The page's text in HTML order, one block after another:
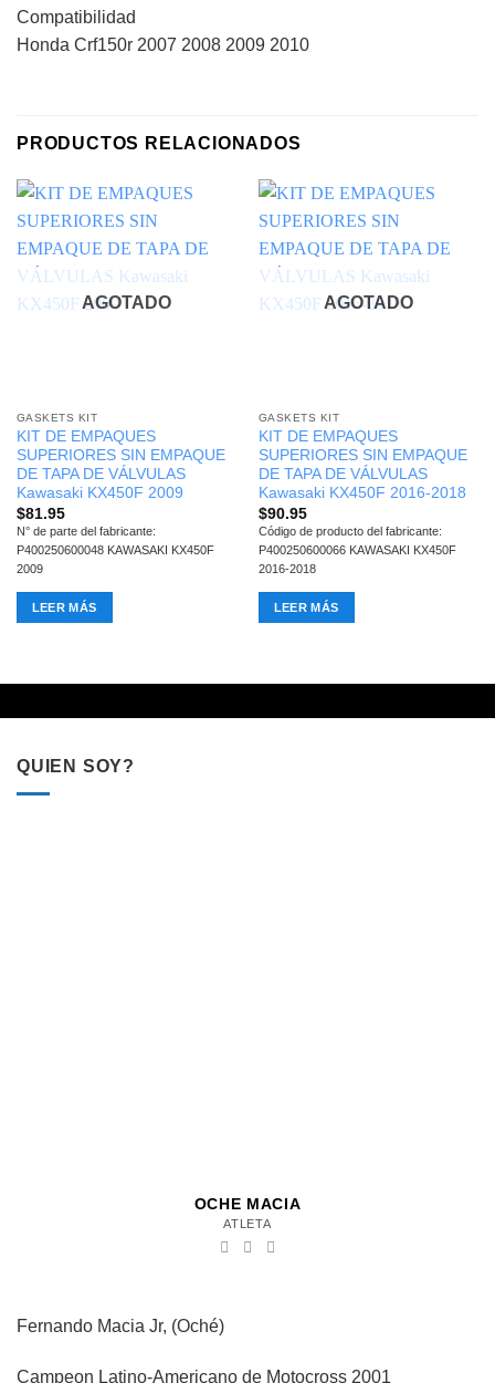
Compatibilidad
Honda Crf150r 2007 2008 2009 2010
PRODUCTOS RELACIONADOS
AGOTADO
GASKETS KIT
KIT DE EMPAQUES
SUPERIORES SIN EMPAQUE
DE TAPA DE VÁLVULAS
Kawasaki KX450F 2009
$81.95
N° de parte del fabricante:
P400250600048 KAWASAKI KX450F
2009
LEER MÁS
AGOTADO
GASKETS KIT
KIT DE EMPAQUES
SUPERIORES SIN EMPAQUE
DE TAPA DE VÁLVULAS
Kawasaki KX450F 2016-2018
$90.95
Código de producto del fabricante:
P400250600066 KAWASAKI KX450F
2016-2018
LEER MÁS
QUIEN SOY?
OCHE MACIA
ATLETA
Fernando Macia Jr, (Oché)
Campeon Latino-Americano de Motocross 2001